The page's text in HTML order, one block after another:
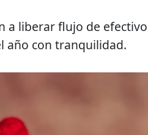
a liberar flujo de
año con tranquilidad.